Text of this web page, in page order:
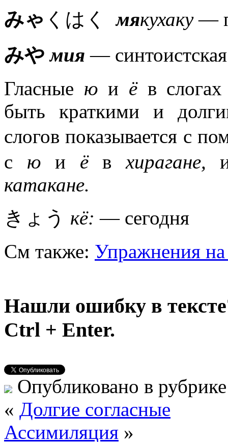
みゃ くはくмякухаку—
みやмия —
Гласные ю и ёв слогах
быть краткими и
слогов показывается с
с ю и ёвхирагане,
катакане.
きょう кё: — сегодня
См также: Упражнения
Нашли ошибку в
Ctrl + Enter.
Опубликовано в
« Долгие согласные
Ассимиляция »